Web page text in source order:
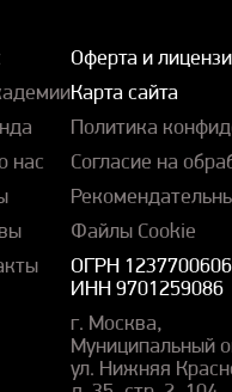
нас
Оферта и
Карта сайта
Политика
Согласие на
Файлы Cookie
ОГРН
ИНН 9701259086
г. Москва,
Муниципальный
ул. Нижняя